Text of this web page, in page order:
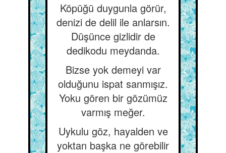
Köpüğü duygunla görür,
denizi de delil ile anlarsın.
Düşünce gizlidir de
dedikodu meydanda.
Bizse yok demeyi var
olduğunu ispat sanmışız.
Yoku gören bir gözümüz
varmış meğer.
Uykulu göz, hayalden ve
yoktan başka ne görebilir